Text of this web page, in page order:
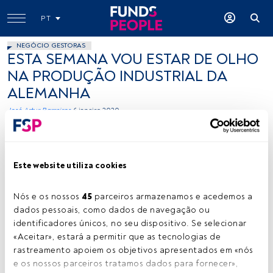
Este website utiliza cookies
Nós e os nossos 45 parceiros armazenamos e acedemos a
dados pessoais, como dados de navegação ou
identificadores únicos, no seu dispositivo. Se selecionar
«Aceitar», estará a permitir que as tecnologias de
rastreamento apoiem os objetivos apresentados em «nós
e os nossos parceiros tratamos dados para fornecer»,
PT
NEGÓCIO GESTORAS
ESTA SEMANA VOU ESTAR DE OLHO
NA PRODUÇÃO INDUSTRIAL DA
ALEMANHA
José Artur Barreiros 6 janeiro 2020
José Barreiros. Créditos: Vitor Duarte
Tempo de leitura: 1 min.